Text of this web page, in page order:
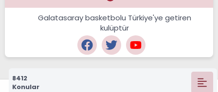
Galatasaray basketbolu Türkiye'ye getiren
kulüptür
8412
Konular